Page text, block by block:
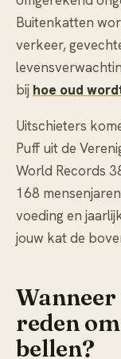
Buitenkatten
verkeer,
bij hoe oud
Uitschieters
Puff uit de
World Records
168
voeding en
jouw kat de
reden
bellen?